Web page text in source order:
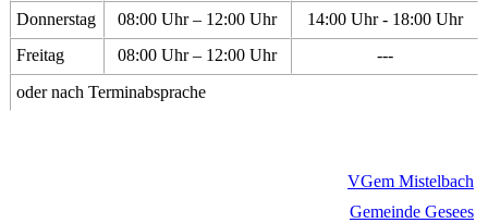
Donnerstag
08:00 Uhr – 12:00 Uhr
14:00 Uhr - 18:00 Uhr
Freitag
08:00 Uhr – 12:00 Uhr
---
oder nach Terminabsprache
VGem Mistelbach
Gemeinde Gesees